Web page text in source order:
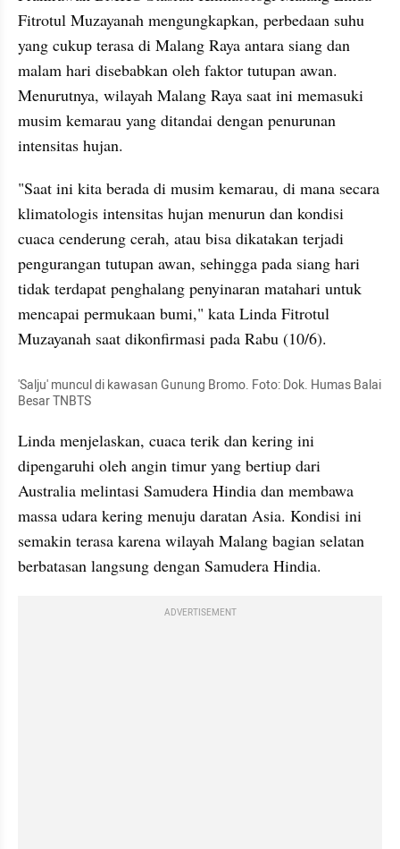
Fitrotul Muzayanah mengungkapkan, perbedaan suhu
yang cukup terasa di Malang Raya antara siang dan
malam hari disebabkan oleh faktor tutupan awan.
Menurutnya, wilayah Malang Raya saat ini memasuki
musim kemarau yang ditandai dengan penurunan
intensitas hujan.
"Saat ini kita berada di musim kemarau, di mana secara
klimatologis intensitas hujan menurun dan kondisi
cuaca cenderung cerah, atau bisa dikatakan terjadi
pengurangan tutupan awan, sehingga pada siang hari
tidak terdapat penghalang penyinaran matahari untuk
mencapai permukaan bumi," kata Linda Fitrotul
Muzayanah saat dikonfirmasi pada Rabu (10/6).
'Salju' muncul di kawasan Gunung Bromo. Foto: Dok. Humas Balai
Besar TNBTS
Linda menjelaskan, cuaca terik dan kering ini
dipengaruhi oleh angin timur yang bertiup dari
Australia melintasi Samudera Hindia dan membawa
massa udara kering menuju daratan Asia. Kondisi ini
semakin terasa karena wilayah Malang bagian selatan
berbatasan langsung dengan Samudera Hindia.
ADVERTISEMENT